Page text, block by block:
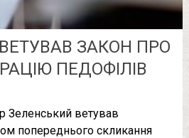
ЗАКОН ПРО
ПЕДОФІЛІВ
Зеленський ветував
попереднього скликання